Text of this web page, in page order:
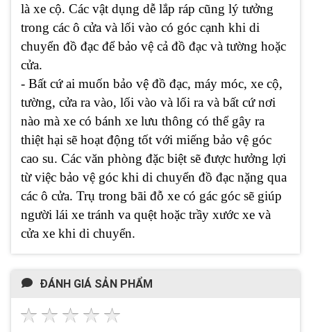
là xe cộ. Các vật dụng dễ lắp ráp cũng lý tưởng
trong các ô cửa và lối vào có góc cạnh khi di
chuyển đồ đạc để bảo vệ cả đồ đạc và tường hoặc
cửa.
- Bất cứ ai muốn bảo vệ đồ đạc, máy móc, xe cộ,
tường, cửa ra vào, lối vào và lối ra và bất cứ nơi
nào mà xe có bánh xe lưu thông có thể gây ra
thiệt hại sẽ hoạt động tốt với miếng bảo vệ góc
cao su. Các văn phòng đặc biệt sẽ được hưởng lợi
từ việc bảo vệ góc khi di chuyển đồ đạc nặng qua
các ô cửa. Trụ trong bãi đỗ xe có gác góc sẽ giúp
người lái xe tránh va quệt hoặc trầy xước xe và
cửa xe khi di chuyển.
ĐÁNH GIÁ SẢN PHẨM